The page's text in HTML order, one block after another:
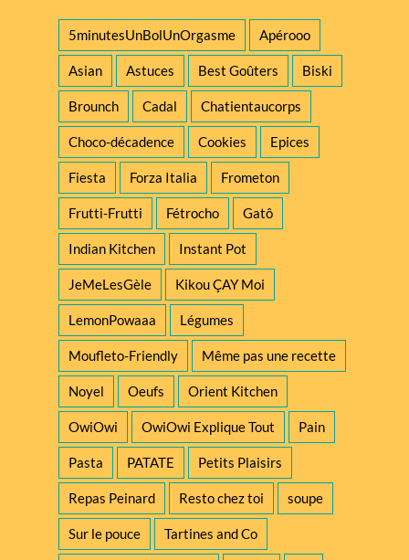
5minutesUnBolUnOrgasme Apérooo
Asian Astuces Best Goûters Biski
Brounch Cadal Chatientaucorps
Choco-décadence Cookies Epices
Fiesta Forza Italia Frometon
Frutti-Frutti Fétrocho Gatô
Indian Kitchen Instant Pot
JeMeLesGèle Kikou ÇAY Moi
LemonPowaaa Légumes
Moufleto-Friendly Même pas une recette
Noyel Oeufs Orient Kitchen
OwiOwi OwiOwi Explique Tout Pain
Pasta PATATE Petits Plaisirs
Repas Peinard Resto chez toi soupe
Sur le pouce Tartines and Co